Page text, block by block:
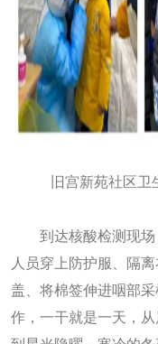
旧宫新苑社区卫
到达核酸检测现场
人员穿上防护服、隔
盖、将棉签伸进咽部
作，一干就是一天，